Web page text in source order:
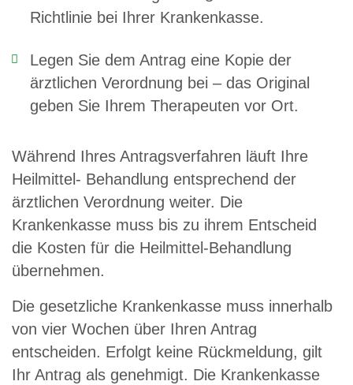
Richtlinie bei Ihrer Krankenkasse.
Legen Sie dem Antrag eine Kopie der
ärztlichen Verordnung bei – das Original
geben Sie Ihrem Therapeuten vor Ort.
Während Ihres Antragsverfahren läuft Ihre
Heilmittel- Behandlung entsprechend der
ärztlichen Verordnung weiter. Die
Krankenkasse muss bis zu ihrem Entscheid
die Kosten für die Heilmittel-Behandlung
übernehmen.
Die gesetzliche Krankenkasse muss innerhalb
von vier Wochen über Ihren Antrag
entscheiden. Erfolgt keine Rückmeldung, gilt
Ihr Antrag als genehmigt. Die Krankenkasse